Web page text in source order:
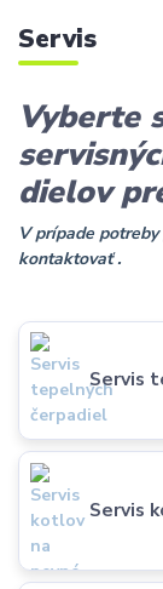
Servis
Vyberte
dielov
V prípade
kontaktovať .
Servis
Servis